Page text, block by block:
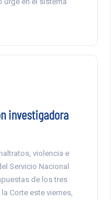
investigadora
violencia e
Servicio Nacional
de los tres
Corte este viernes,